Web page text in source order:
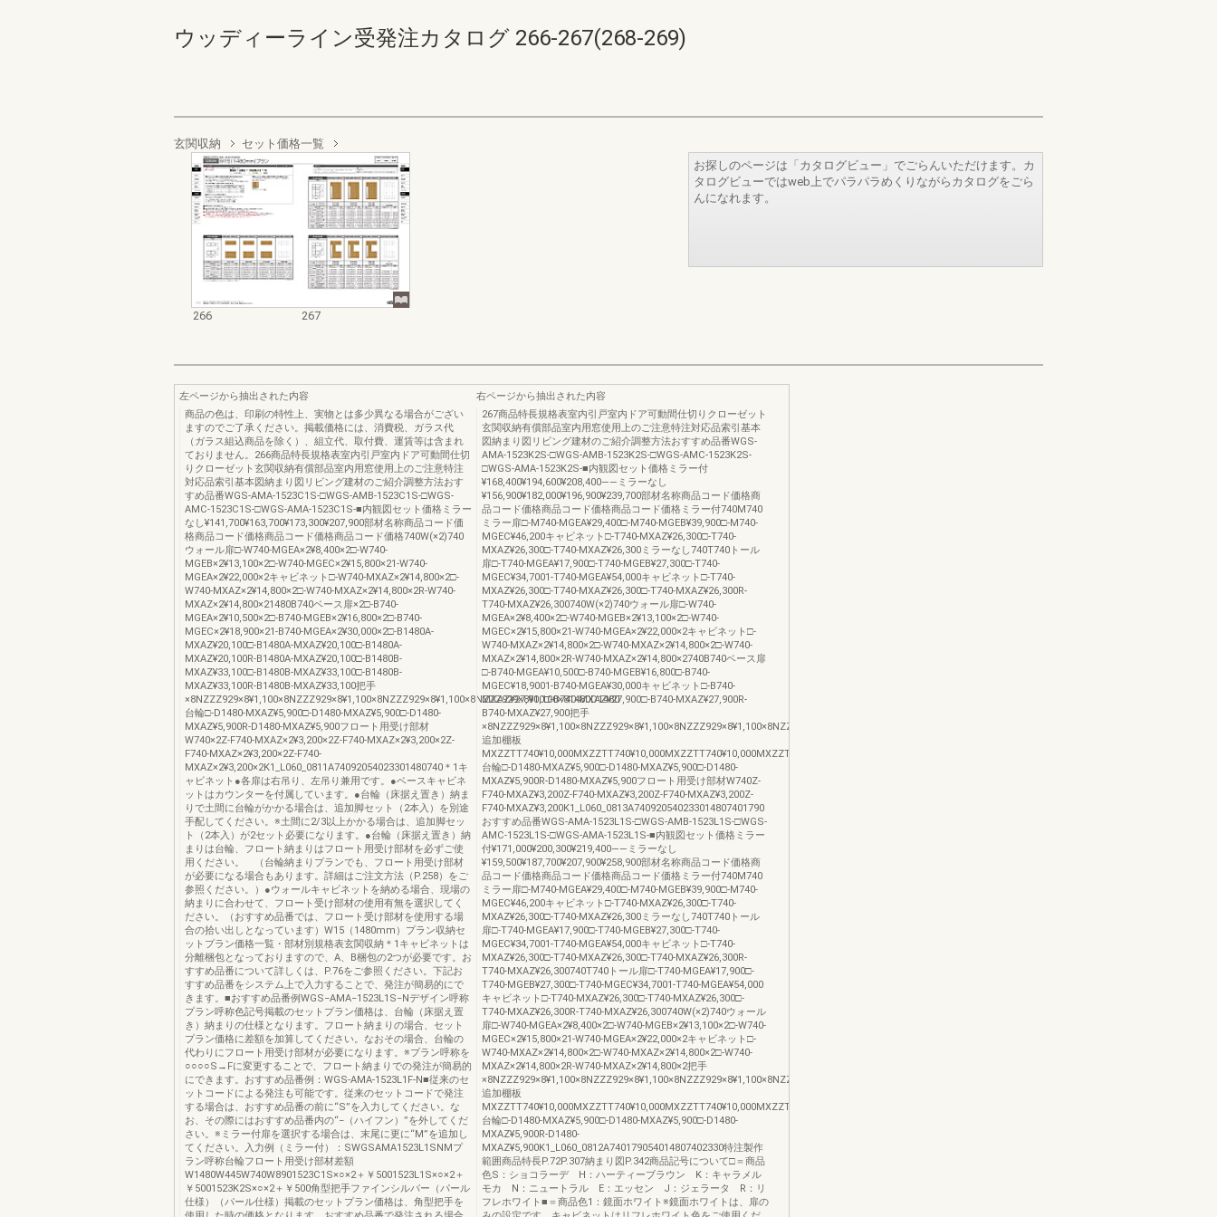
ウッディーライン受発注カタログ 266-267(268-269)
玄関収納 セット価格一覧
266 267
お探しのページは「カタログビュー」でごらんいただけます。カ
タログビューではweb上でパラパラめくりながらカタログをごら
んになれます。
左ページから抽出された内容
商品の色は、印刷の特性上、実物とは多少異なる場合がござい
ますのでご了承ください。掲載価格には、消費税、ガラス代
（ガラス組込商品を除く）、組立代、取付費、運賃等は含まれ
ておりません。266商品特長規格表室内引戸室内ドア可動間仕切
りクローゼット玄関収納有償部品室内用窓使用上のご注意特注
対応品索引基本図納まり図リビング建材のご紹介調整方法おす
すめ品番WGS-AMA-1523C1S-□WGS-AMB-1523C1S-□WGS-
AMC-1523C1S-□WGS-AMA-1523C1S-■内観図セット価格ミラー
なし¥141,700¥163,700¥173,300¥207,900部材名称商品コード価
格商品コード価格商品コード価格商品コード価格740W(×2)740
ウォール扉□-W740-MGEA×2¥8,400×2□-W740-
MGEB×2¥13,100×2□-W740-MGEC×2¥15,800×21-W740-
MGEA×2¥22,000×2キャビネット□-W740-MXAZ×2¥14,800×2□-
W740-MXAZ×2¥14,800×2□-W740-MXAZ×2¥14,800×2R-W740-
MXAZ×2¥14,800×21480B740ベース扉×2□-B740-
MGEA×2¥10,500×2□-B740-MGEB×2¥16,800×2□-B740-
MGEC×2¥18,900×21-B740-MGEA×2¥30,000×2□-B1480A-
MXAZ¥20,100□-B1480A-MXAZ¥20,100□-B1480A-
MXAZ¥20,100R-B1480A-MXAZ¥20,100□-B1480B-
MXAZ¥33,100□-B1480B-MXAZ¥33,100□-B1480B-
MXAZ¥33,100R-B1480B-MXAZ¥33,100把手
×8NZZZ929×8¥1,100×8NZZZ929×8¥1,100×8NZZZ929×8¥1,100×8NZZZ929×8¥1,100×81480D1480
台輪□-D1480-MXAZ¥5,900□-D1480-MXAZ¥5,900□-D1480-
MXAZ¥5,900R-D1480-MXAZ¥5,900フロート用受け部材
W740×2Z-F740-MXAZ×2¥3,200×2Z-F740-MXAZ×2¥3,200×2Z-
F740-MXAZ×2¥3,200×2Z-F740-
MXAZ×2¥3,200×2K1_L060_0811A74092054023301480740＊1キ
ャビネット●各扉は右吊り、左吊り兼用です。●ベースキャビネ
ットはカウンターを付属しています。●台輪（床据え置き）納ま
りで土間に台輪がかかる場合は、追加脚セット（2本入）を別途
手配してください。※土間に2/3以上かかる場合は、追加脚セッ
ト（2本入）が2セット必要になります。●台輪（床据え置き）納
まりは台輪、フロート納まりはフロート用受け部材を必ずご使
用ください。 （台輪納まりプランでも、フロート用受け部材
が必要になる場合もあります。詳細はご注文方法（P.258）をご
参照ください。）●ウォールキャビネットを納める場合、現場の
納まりに合わせて、フロート受け部材の使用有無を選択してく
ださい。（おすすめ品番では、フロート受け部材を使用する場
合の拾い出しとなっています）W15（1480mm）プラン収納セ
ットプラン価格一覧・部材別規格表玄関収納＊1キャビネットは
分離梱包となっておりますので、A、B梱包の2つが必要です。お
すすめ品番について詳しくは、P.76をご参照ください。下記お
すすめ品番をシステム上で入力することで、発注が簡易的にで
きます。■おすすめ品番例WGS−AMA−1523L1S−Nデザイン呼称
プラン呼称色記号掲載のセットプラン価格は、台輪（床据え置
き）納まりの仕様となります。フロート納まりの場合、セット
プラン価格に差額を加算してください。なおその場合、台輪の
代わりにフロート用受け部材が必要になります。※プラン呼称を
○○○○S→Fに変更することで、フロート納まりでの発注が簡易的
にできます。おすすめ品番例：WGS-AMA-1523L1F-N■従来のセ
ットコードによる発注も可能です。従来のセットコードで発注
する場合は、おすすめ品番の前に“S”を入力してください。な
お、その際にはおすすめ品番内の“−（ハイフン）”を外してくだ
さい。※ミラー付扉を選択する場合は、末尾に更に“M”を追加し
てください。入力例（ミラー付）：SWGSAMA1523L1SNMプ
ラン呼称台輪フロート用受け部材差額
W1480W445W740W8901523C1S×○×2＋￥5001523L1S×○×2＋
￥5001523K2S×○×2＋￥500角型把手ファインシルバー（パール
仕様）（パール仕様）掲載のセットプラン価格は、角型把手を
右ページから抽出された内容
267商品特長規格表室内引戸室内ドア可動間仕切りクローゼット
玄関収納有償部品室内用窓使用上のご注意特注対応品索引基本
図納まり図リビング建材のご紹介調整方法おすすめ品番WGS-
AMA-1523K2S-□WGS-AMB-1523K2S-□WGS-AMC-1523K2S-
□WGS-AMA-1523K2S-■内観図セット価格ミラー付
¥168,400¥194,600¥208,400――ミラーなし
¥156,900¥182,000¥196,900¥239,700部材名称商品コード価格商
品コード価格商品コード価格商品コード価格ミラー付740M740
ミラー扉□-M740-MGEA¥29,400□-M740-MGEB¥39,900□-M740-
MGEC¥46,200キャビネット□-T740-MXAZ¥26,300□-T740-
MXAZ¥26,300□-T740-MXAZ¥26,300ミラーなし740T740トール
扉□-T740-MGEA¥17,900□-T740-MGEB¥27,300□-T740-
MGEC¥34,7001-T740-MGEA¥54,000キャビネット□-T740-
MXAZ¥26,300□-T740-MXAZ¥26,300□-T740-MXAZ¥26,300R-
T740-MXAZ¥26,300740W(×2)740ウォール扉□-W740-
MGEA×2¥8,400×2□-W740-MGEB×2¥13,100×2□-W740-
MGEC×2¥15,800×21-W740-MGEA×2¥22,000×2キャビネット□-
W740-MXAZ×2¥14,800×2□-W740-MXAZ×2¥14,800×2□-W740-
MXAZ×2¥14,800×2R-W740-MXAZ×2¥14,800×2740B740ベース扉
□-B740-MGEA¥10,500□-B740-MGEB¥16,800□-B740-
MGEC¥18,9001-B740-MGEA¥30,000キャビネット□-B740-
MXAZ¥27,900□-B740-MXAZ¥27,900□-B740-MXAZ¥27,900R-
B740-MXAZ¥27,900把手
×8NZZZ929×8¥1,100×8NZZZ929×8¥1,100×8NZZZ929×8¥1,100×8NZZZ929×8¥1,100×8740TT740
追加棚板
MXZZTT740¥10,000MXZZTT740¥10,000MXZZTT740¥10,000MXZZTT740¥10,0001480D1480
台輪□-D1480-MXAZ¥5,900□-D1480-MXAZ¥5,900□-D1480-
MXAZ¥5,900R-D1480-MXAZ¥5,900フロート用受け部材W740Z-
F740-MXAZ¥3,200Z-F740-MXAZ¥3,200Z-F740-MXAZ¥3,200Z-
F740-MXAZ¥3,200K1_L060_0813A740920540233014807401790
おすすめ品番WGS-AMA-1523L1S-□WGS-AMB-1523L1S-□WGS-
AMC-1523L1S-□WGS-AMA-1523L1S-■内観図セット価格ミラー
付¥171,000¥200,300¥219,400――ミラーなし
¥159,500¥187,700¥207,900¥258,900部材名称商品コード価格商
品コード価格商品コード価格商品コード価格ミラー付740M740
ミラー扉□-M740-MGEA¥29,400□-M740-MGEB¥39,900□-M740-
MGEC¥46,200キャビネット□-T740-MXAZ¥26,300□-T740-
MXAZ¥26,300□-T740-MXAZ¥26,300ミラーなし740T740トール
扉□-T740-MGEA¥17,900□-T740-MGEB¥27,300□-T740-
MGEC¥34,7001-T740-MGEA¥54,000キャビネット□-T740-
MXAZ¥26,300□-T740-MXAZ¥26,300□-T740-MXAZ¥26,300R-
T740-MXAZ¥26,300740T740トール扉□-T740-MGEA¥17,900□-
T740-MGEB¥27,300□-T740-MGEC¥34,7001-T740-MGEA¥54,000
キャビネット□-T740-MXAZ¥26,300□-T740-MXAZ¥26,300□-
T740-MXAZ¥26,300R-T740-MXAZ¥26,300740W(×2)740ウォール
扉□-W740-MGEA×2¥8,400×2□-W740-MGEB×2¥13,100×2□-W740-
MGEC×2¥15,800×21-W740-MGEA×2¥22,000×2キャビネット□-
W740-MXAZ×2¥14,800×2□-W740-MXAZ×2¥14,800×2□-W740-
MXAZ×2¥14,800×2R-W740-MXAZ×2¥14,800×2把手
×8NZZZ929×8¥1,100×8NZZZ929×8¥1,100×8NZZZ929×8¥1,100×8NZZZ929×8¥1,100×8740TT740
追加棚板
MXZZTT740¥10,000MXZZTT740¥10,000MXZZTT740¥10,000MXZZTT740¥10,0001480D1480
台輪□-D1480-MXAZ¥5,900□-D1480-MXAZ¥5,900□-D1480-
MXAZ¥5,900R-D1480-
MXAZ¥5,900K1_L060_0812A740179054014807402330特注製作
範囲商品特長P.72P.307納まり図P.342商品記号について□＝商品
色S：ショコラーデ H：ハーティーブラウン K：キャラメル
モカ N：ニュートラル E：エッセン J：ジェラータ R：リ
フレホワイト■＝商品色1：鏡面ホワイト※鏡面ホワイトは、扉の